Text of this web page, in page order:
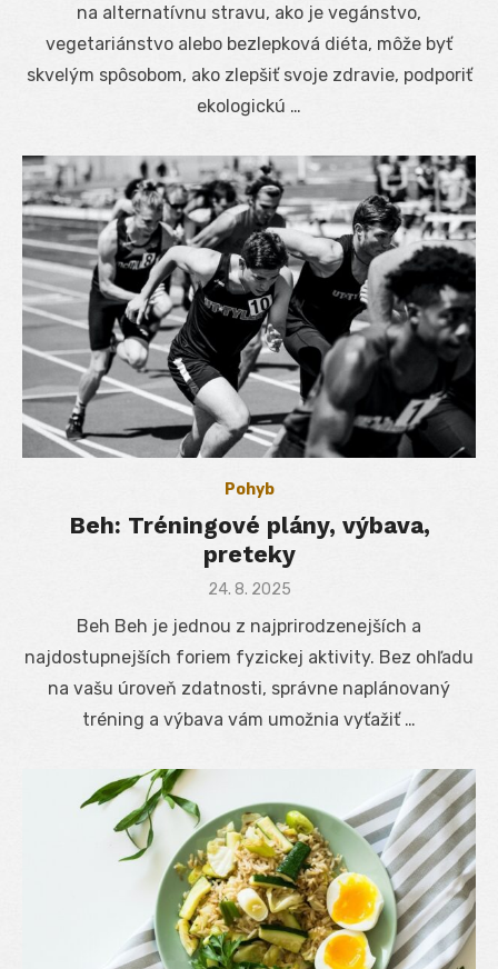
na alternatívnu stravu, ako je vegánstvo,
vegetariánstvo alebo bezlepková diéta, môže byť
skvelým spôsobom, ako zlepšiť svoje zdravie, podporiť
ekologickú …
Pohyb
Beh: Tréningové plány, výbava,
preteky
Posted
24. 8. 2025
Beh Beh je jednou z najprirodzenejších a
najdostupnejších foriem fyzickej aktivity. Bez ohľadu
na vašu úroveň zdatnosti, správne naplánovaný
tréning a výbava vám umožnia vyťažiť …